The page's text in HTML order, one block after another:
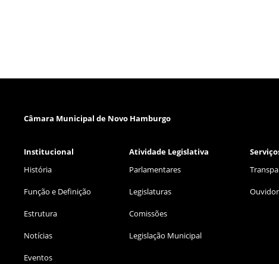
Câmara Municipal de Novo Hamburgo
Institucional Atividade Legislativa
História
Função e Definição
Estrutura
Notícias
Eventos
Parlamentares
Legislaturas
Comissões
Legislação Municipal